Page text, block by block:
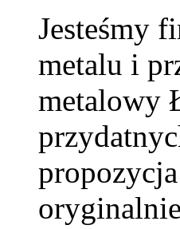
Jesteśmy
metalu i
metalowy